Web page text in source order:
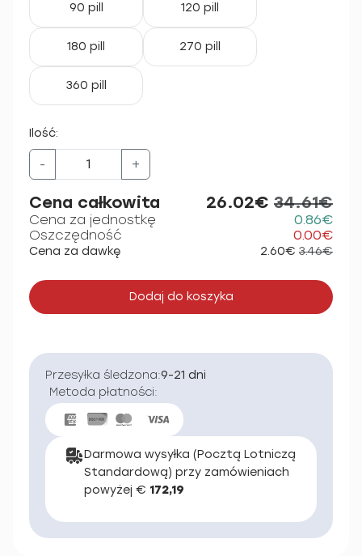
90 pill 120 pill
180 pill 270 pill
360 pill
Ilość:
- +
Cena całkowita 26.02€ 34.61€
Cena za jednostkę
0.86€
Oszczędność
0.00€
Cena za dawkę 2.60€ 3.46€
Dodaj do koszyka
Przesyłka śledzona:9-21 dni
Metoda płatności:
Darmowa wysyłka (Pocztą Lotniczą
Standardową) przy zamówieniach
powyżej € 172,19